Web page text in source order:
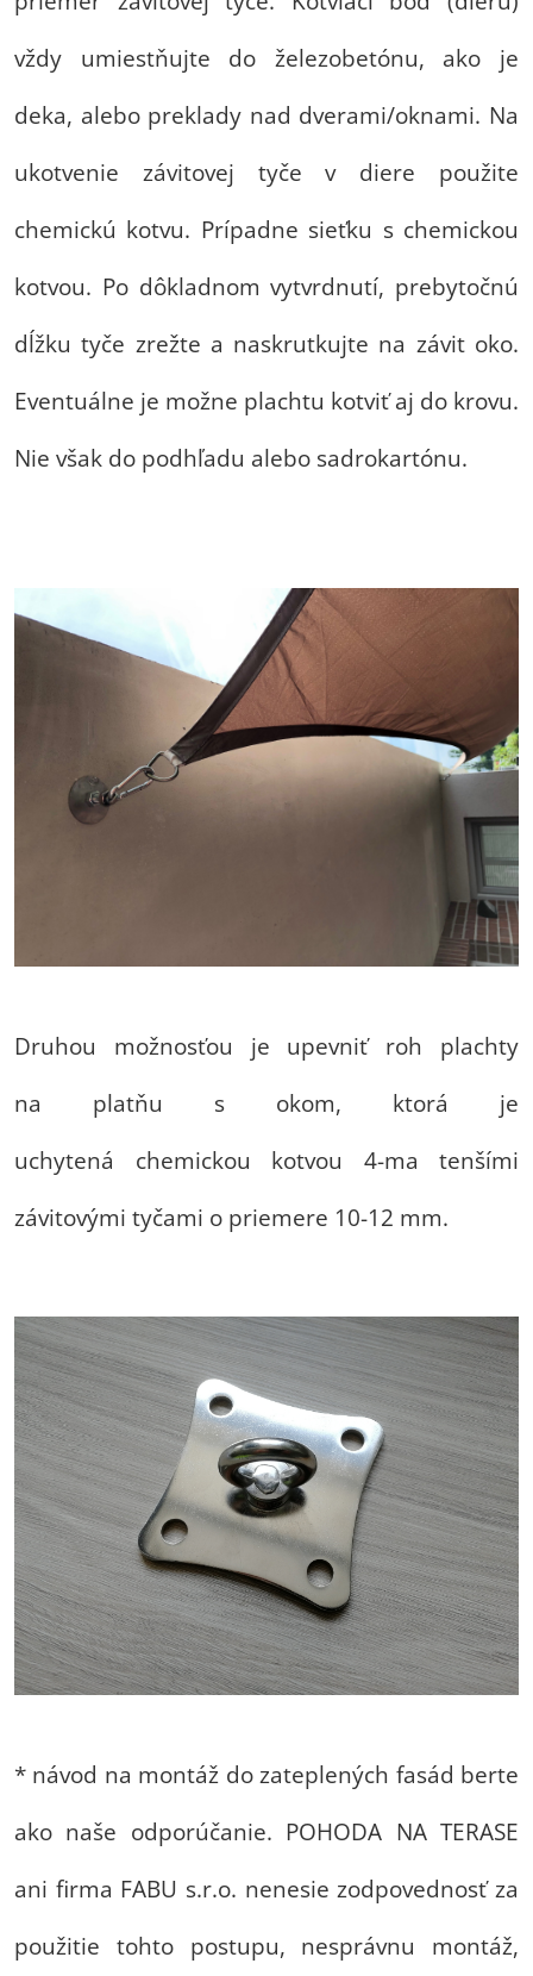
vždy umiestňujte do železobetónu, ako je
deka, alebo preklady nad dverami/oknami. Na
ukotvenie závitovej tyče v diere použite
chemickú kotvu. Prípadne sieťku s chemickou
kotvou. Po dôkladnom vytvrdnutí, prebytočnú
dĺžku tyče zrežte a naskrutkujte na závit oko.
Eventuálne je možne plachtu kotviť aj do krovu.
Nie však do podhľadu alebo sadrokartónu.
Druhou možnosťou je upevniť roh plachty
na platňu s okom, ktorá je
uchytená chemickou kotvou 4-ma tenšími
závitovými tyčami o priemere 10-12 mm.
* návod na montáž do zateplených fasád berte
ako naše odporúčanie. POHODA NA TERASE
ani firma FABU s.r.o. nenesie zodpovednosť za
použitie tohto postupu, nesprávnu montáž,